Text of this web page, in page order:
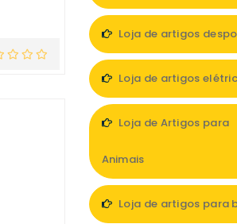
Loja de artigos
Loja de artigos
Loja de Artigos para
Animais
Loja de artigos para